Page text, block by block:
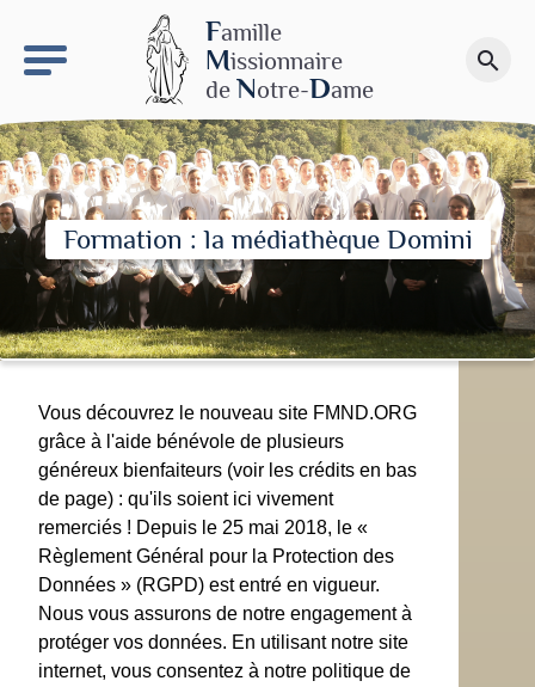
Famille
Missionnaire
de Notre-Dame
search
Faire un don
Formation : la médiathèque Domini
Vous découvrez le nouveau site FMND.ORG
grâce à l'aide bénévole de plusieurs
généreux bienfaiteurs (voir les crédits en bas
de page) : qu'ils soient ici vivement
remerciés ! Depuis le 25 mai 2018, le «
Règlement Général pour la Protection des
Données » (RGPD) est entré en vigueur.
Nous vous assurons de notre engagement à
protéger vos données. En utilisant notre site
internet, vous consentez à notre politique de